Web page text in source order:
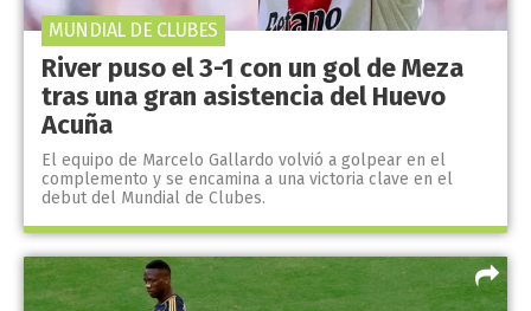
River puso el 3-1 con un gol de Meza
tras una gran asistencia del Huevo
Acuña
El equipo de Marcelo Gallardo volvió a golpear en el
complemento y se encamina a una victoria clave en el
debut del Mundial de Clubes.
MUNDIAL DE CLUBES